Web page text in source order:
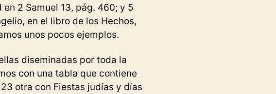
2 Samuel 13, pág. 460; y 5
en el libro de los Hechos,
unos pocos ejemplos.
diseminadas por toda la
con una tabla que contiene
otra con Fiestas judías y días